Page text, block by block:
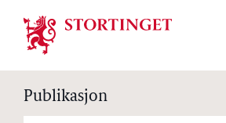
Stortinget.no
Publikasjon